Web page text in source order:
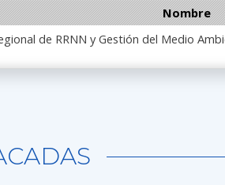
Nombre
de RRNN y Gestión del Medio